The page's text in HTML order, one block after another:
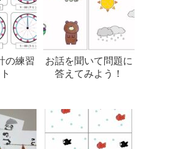
の練習
お話を聞いて問題に
答えてみよう！